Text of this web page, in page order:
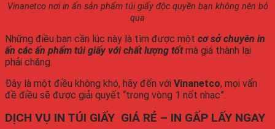
Vinanetco nơi in ấn sản phẩm túi giấy độc quyền bạn không nên bỏ
qua
Những điều bạn cần lúc này là tìm được một cơ sở chuyên in
ấn các ấn phẩm túi giấy với chất lượng tốtmà giá thành lại
phải chăng.
Đây là một điều không khó, hãy đến với Vinanetco, mọi vấn
đề điều sẽ được giải quyết “trong vòng 1 nốt nhạc”.
DỊCH VỤ IN TÚI GIẤY GIÁ RẺ – IN GẤP LẤY NGAY